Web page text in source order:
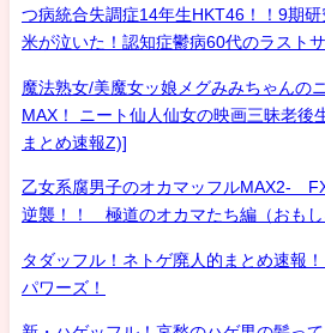
つ病統合失調症14年生HKT46！！9期
米が泣いた！認知症鬱病60代のラスト
魔法熟女/美魔女ッ娘メグみみちゃんの
MAX！ ニート仙人仙女の映画三昧老後
まとめ速報Z)]
乙女系腐男子のオカマッフルMAX2-
逆襲！！ 極道のオカマたち編（おもし
タダッフル！ネトゲ廃人的まとめ速報
パワーズ！